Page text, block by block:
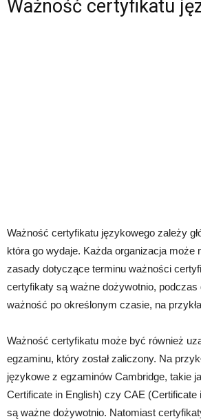
Ważność certyfikatu
Ważność certyfikatu językowego zależy
która go wydaje. Każda organizacja może
zasady dotyczące terminu ważności
certyfikaty są ważne dożywotnio, podczas
ważność po określonym czasie, na
Ważność certyfikatu może być również
egzaminu, który został zaliczony. Na
językowe z egzaminów Cambridge, takie
Certificate in English) czy CAE (Certificate
są ważne dożywotnio. Natomiast